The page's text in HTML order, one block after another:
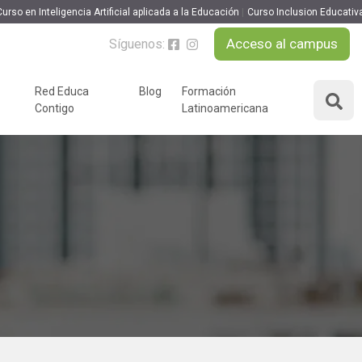
en Inteligencia Artificial aplicada a la Educación Curso Inclusion
Síguenos: Acceso al campus
Red Educa
Contigo
Blog
Formación
Latinoamericana
MATRICULARME